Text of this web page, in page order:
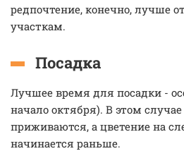
редпочтение, конечно, лучше
участкам.
Посадка
Лучшее время для посадки -
начало октября). В этом
приживаются, а цветение на
начинается раньше.